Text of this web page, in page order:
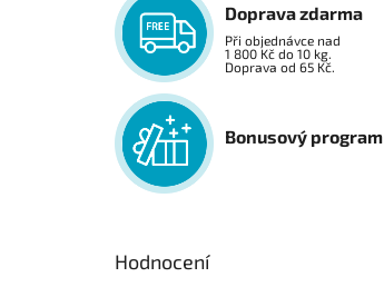
Doprava zdarma
Při objednávce nad
1 800 Kč do 10 kg.
Doprava od 65 Kč.
Bonusový program
Hodnocení